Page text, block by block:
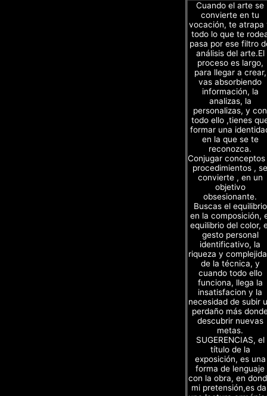
Cuando el arte se
convierte en tu
vocación, te atrapa
todo lo que te
pasa por ese filtro
análisis del arte.El
proceso es largo,
para llegar a crear,
vas absorbiendo
información, la
analizas, la
personalizas, y con
todo ello ,tienes
formar una
en la que se te
reconozca.
Conjugar
procedimientos , se
convierte , en un
objetivo
obsesionante.
Buscas el equilibrio
en la composición,
equilibrio del color,
gesto personal
identificativo, la
riqueza y
de la técnica, y
cuando todo ello
funciona, llega la
insatisfacion y la
necesidad de subir
perdaño más
descubrir nuevas
metas.
SUGERENCIAS, el
título de la
exposición, es una
forma de lenguaje
con la obra, en
mi pretensión,es